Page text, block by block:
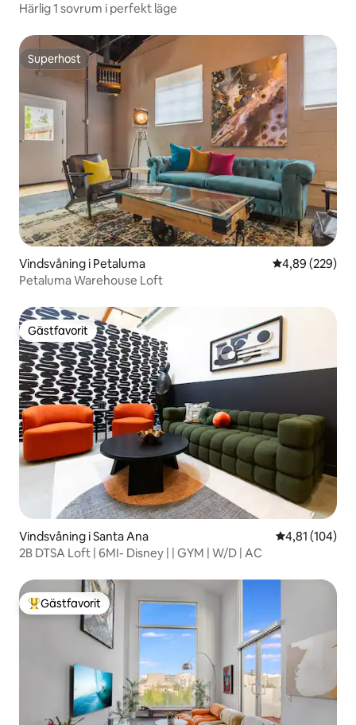
Härlig 1 sovrum i perfekt läge
Superhost
Superhost
Vindsvåning i Petaluma 4,89 av 5 i
4,89 (229)
Petaluma Warehouse Loft
Gästfavorit
Gästfavorit
Vindsvåning i Santa Ana 4,81 av 5 i
4,81 (104)
2B DTSA Loft | 6MI- Disney | | GYM | W/D | AC
Populär gästfavorit
Gästfavorit